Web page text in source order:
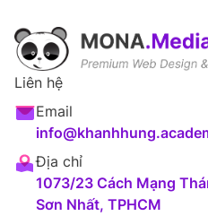
Liên hệ
Email
Địa chỉ
1073/23 Cách Mạng
Sơn Nhất, TPHCM